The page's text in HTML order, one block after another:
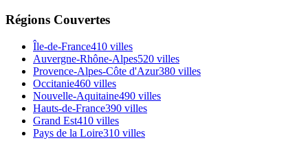
Régions Couvertes
Île-de-France410 villes
Auvergne-Rhône-Alpes520 villes
Provence-Alpes-Côte d'Azur380 villes
Occitanie460 villes
Nouvelle-Aquitaine490 villes
Hauts-de-France390 villes
Grand Est410 villes
Pays de la Loire310 villes